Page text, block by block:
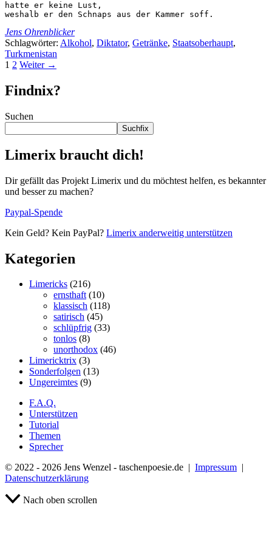
hatte er keine Lust,
weshalb er den Schnaps aus der Kammer soff.
Jens Ohrenblicker
Schlagwörter: Alkohol, Diktator, Getränke, Staatsoberhaupt,
Turkmenistan
1 2 Weiter →
Findnix?
Suchen
Suchfix
Limerix braucht dich!
Dir gefällt das Projekt Limerix und du möchtest helfen, es bekannter
und besser zu machen?
Paypal-Spende
Kein Geld? Kein PayPal? Limerix anderweitig unterstützen
Kategorien
Limericks (216)
ernsthaft(10)
klassisch (118)
satirisch (45)
schlüpfrig (33)
tonlos (8)
unorthodox (46)
Limericktrix (3)
Sonderfolgen (13)
Ungereimtes (9)
F.A.Q.
Unterstützen
Tutorial
Themen
Sprecher
© 2022 - 2026 Jens Wenzel - taschenpoesie.de | Impressum
Datenschutzerklärung
Nach oben scrollen